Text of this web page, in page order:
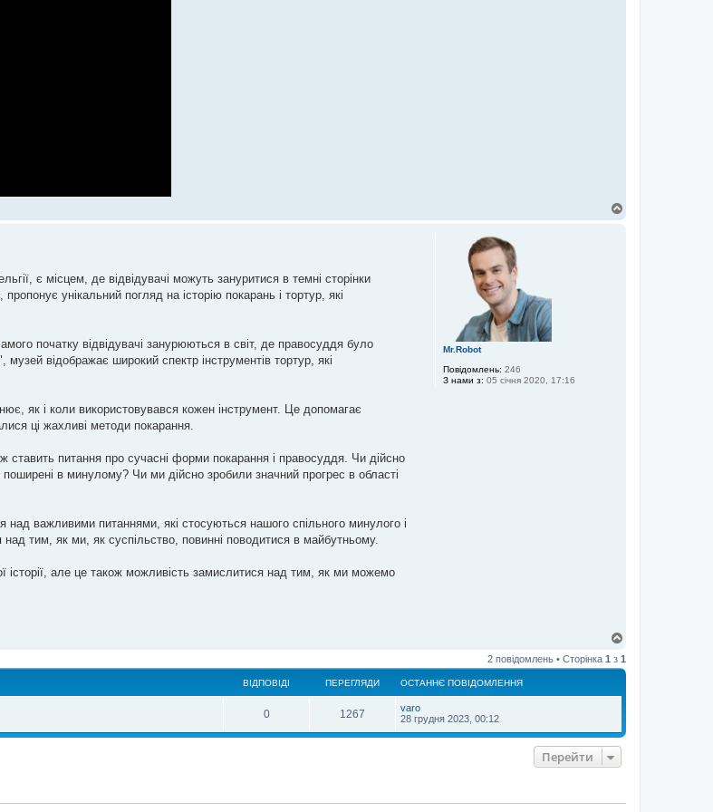
Mr.Robot
Повідомлень: 246
З нами з: 05 січня 2020, 17:16
є місцем, де відвідувачі можуть зануритися в темні сторінки
унікальний погляд на історію покарань і тортур, які
початку відвідувачі занурюються в світ, де правосуддя було
відображає широкий спектр інструментів тортур, які
як і коли використовувався кожен інструмент. Це допомагає
ці жахливі методи покарання.
питання про сучасні форми покарання і правосуддя. Чи дійсно
поширені в минулому? Чи ми дійсно зробили значний прогрес в області
важливими питаннями, які стосуються нашого спільного минулого і
тим, як ми, як суспільство, повинні поводитися в майбутньому.
історії, але це також можливість замислитися над тим, як ми можемо
г
о
2 повідомлень • Сторінка 1 з 1
ВІДПОВІДІ ПЕРЕГЛЯДИ ОСТАННЄ ПОВІДОМЛЕННЯ
0 1267
varo
28 грудня 2023, 00:12
Перейти